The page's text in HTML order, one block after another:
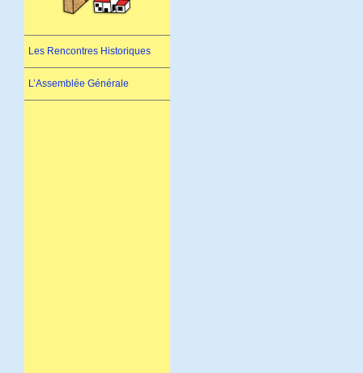
Les Rencontres Historiques
L’Assemblée Générale